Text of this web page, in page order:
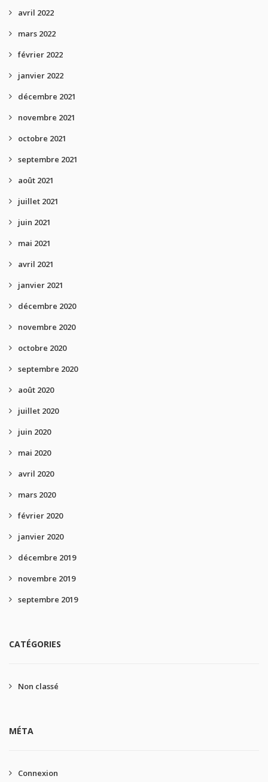
avril 2022
mars 2022
février 2022
janvier 2022
décembre 2021
novembre 2021
octobre 2021
septembre 2021
août 2021
juillet 2021
juin 2021
mai 2021
avril 2021
janvier 2021
décembre 2020
novembre 2020
octobre 2020
septembre 2020
août 2020
juillet 2020
juin 2020
mai 2020
avril 2020
mars 2020
février 2020
janvier 2020
décembre 2019
novembre 2019
septembre 2019
CATÉGORIES
Non classé
MÉTA
Connexion